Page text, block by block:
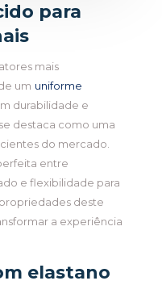
para
mais
um uniforme
durabilidade e
destaca como uma
do mercado.
entre
e flexibilidade para
deste
a experiência
elastano